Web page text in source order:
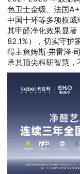
色卫士金级、法国
中国十环等多项权威
其甲醛净化效果显著
82.1%），切实守护
得主詹姆斯·弗雷泽·
承其顶尖科研智慧，